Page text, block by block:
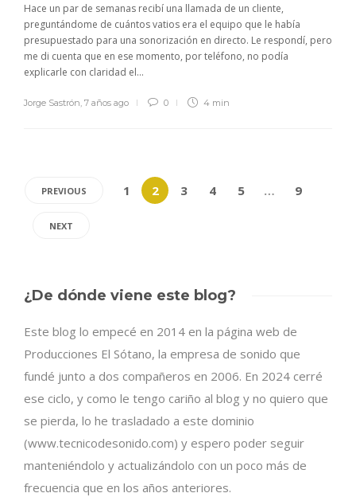
Hace un par de semanas recibí una llamada de un cliente,
preguntándome de cuántos vatios era el equipo que le había
presupuestado para una sonorización en directo. Le respondí, pero
me di cuenta que en ese momento, por teléfono, no podía
explicarle con claridad el...
Jorge Sastrón, 7 años ago 0 4 min
PREVIOUS 1 2 3 4 5 … 9
NEXT
¿De dónde viene este blog?
Este blog lo empecé en 2014 en la página web de
Producciones El Sótano, la empresa de sonido que
fundé junto a dos compañeros en 2006. En 2024 cerré
ese ciclo, y como le tengo cariño al blog y no quiero que
se pierda, lo he trasladado a este dominio
(www.tecnicodesonido.com) y espero poder seguir
manteniéndolo y actualizándolo con un poco más de
frecuencia que en los años anteriores.